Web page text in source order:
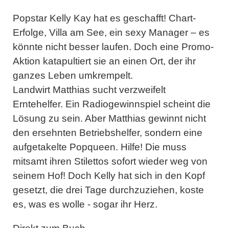
Popstar Kelly Kay hat es geschafft! Chart-
Erfolge, Villa am See, ein sexy Manager – es
könnte nicht besser laufen. Doch eine Promo-
Aktion katapultiert sie an einen Ort, der ihr
ganzes Leben umkrempelt.
Landwirt Matthias sucht verzweifelt
Erntehelfer. Ein Radiogewinnspiel scheint die
Lösung zu sein. Aber Matthias gewinnt nicht
den ersehnten Betriebshelfer, sondern eine
aufgetakelte Popqueen. Hilfe! Die muss
mitsamt ihren Stilettos sofort wieder weg von
seinem Hof! Doch Kelly hat sich in den Kopf
gesetzt, die drei Tage durchzuziehen, koste
es, was es wolle - sogar ihr Herz.